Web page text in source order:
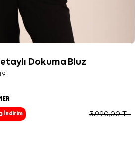
Dokuma Bluz
İndirim 3.990,00TL